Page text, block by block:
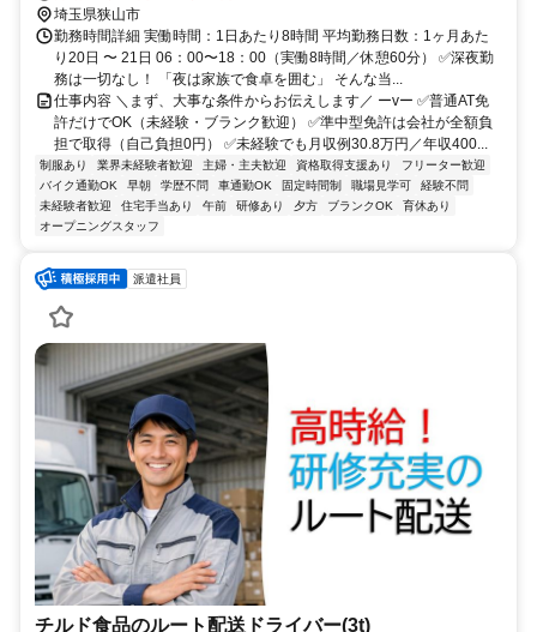
埼玉県狭山市
勤務時間詳細 実働時間：1日あたり8時間 平均勤務日数：1ヶ月あた
り20日 〜 21日 06：00〜18：00（実働8時間／休憩60分） ✅深夜勤
務は一切なし！ 「夜は家族で食卓を囲む」 そんな当...
仕事内容 ＼まず、大事な条件からお伝えします／ ーvー ✅普通AT免
許だけでOK（未経験・ブランク歓迎） ✅準中型免許は会社が全額負
担で取得（自己負担0円） ✅未経験でも月収例30.8万円／年収400...
制服あり 業界未経験者歓迎 主婦・主夫歓迎 資格取得支援あり
フリーター歓迎
バイク通勤OK
早朝 学歴不問 車通勤OK 固定時間制 職場見学可
経験不問
未経験者歓迎
住宅手当あり 午前 研修あり 夕方 ブランクOK
育休あり
オープニングスタッフ
派遣社員
チルド食品のルート配送ドライバー(3t)